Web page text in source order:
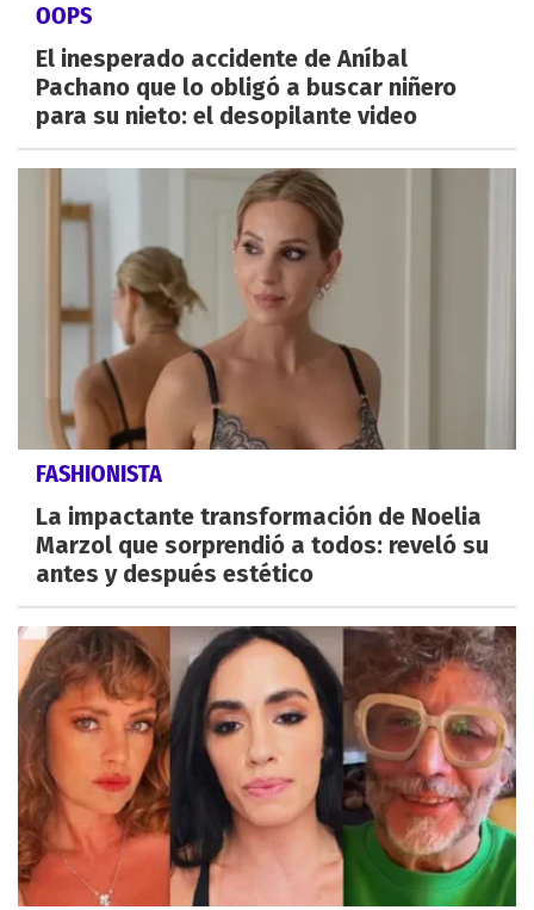
OOPS
El inesperado accidente de Aníbal
Pachano que lo obligó a buscar niñero
para su nieto: el desopilante video
FASHIONISTA
La impactante transformación de Noelia
Marzol que sorprendió a todos: reveló su
antes y después estético